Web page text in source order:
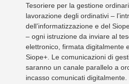
Tesoriere per la gestione
lavorazione degli ordinativi –
dell’informatizzazione e del
– ogni istruzione da inviare al
elettronico, firmata digitalmente
Siope+. Le comunicazioni di
saranno un canale parallelo a
incasso comunicati digitalmente.